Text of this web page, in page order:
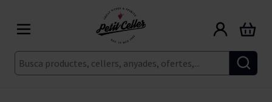
Cerca
Cart